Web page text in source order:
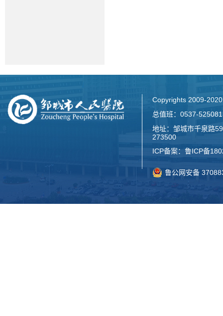
Copyrights 2009-
总值班：0537-
地址：邹城市千泉路
273500
ICP备案： 鲁ICP备
鲁公网安备